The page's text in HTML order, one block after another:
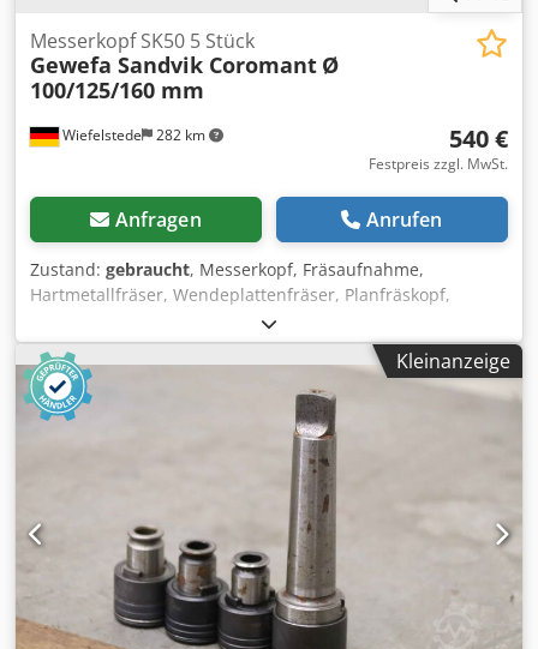
Wiefelstede 282 km
Messerkopf SK50 5 Stück
Gewefa Sandvik Coromant Ø
100/125/160 mm
540 €
Festpreis zzgl. MwSt.
Anfragen Anrufen
Zustand: gebraucht, Messerkopf, Fräsaufnahme,
Hartmetallfräser, Wendeplattenfräser, Planfräskopf,
Fräskopf, Messerkopf-Aufsteckfräser, Planfräser, Eckfräser
-Hersteller: Gewefa Sandvik Coromant, Planfräser
Messerkopf 5 Stück -Typ: 1x Ø100 / 2x Ø125 / 2x Ø160 mm
verschiedene Ausführungen, siehe Fotos Dcsdpfou
Uwwxox Ab Sek -Aufnahme: SK50x40x40 -Abgabe/Preis:
komplett -Transportabmessung. 280/270/H230 mm -
Kleinanzeige